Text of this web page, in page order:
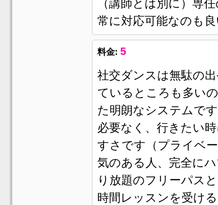
（講師とは別に）専
常に対応可能なのも
料金: 5
社交ダンスは無駄の
ているところも多い
た明朗なシステムで
必要なく、行きたい
すさです（プライベ
気のある人、完全に
り放題のフリーパス
時間レッスンを受け